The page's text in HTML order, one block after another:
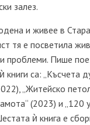
залез.
и живее в
тя е посветила
проблеми. Пише
книги са: „Късчета
„Житейско
(2023) и „120
ѝ книга е